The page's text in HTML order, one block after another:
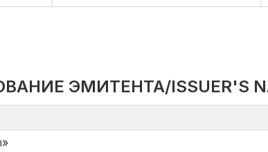
ЭМИТЕНТА/ISSUER'S